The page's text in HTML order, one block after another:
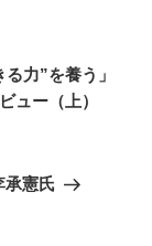
力”を養う」
ュー（上）
承憲氏